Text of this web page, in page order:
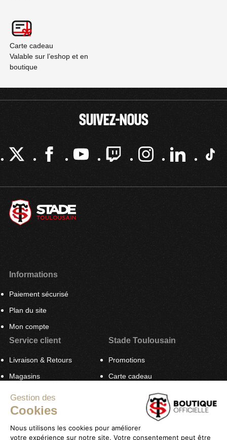
Gestion des
Cookies
Nous utilisons les cookies pour améliorer
votre expérience sur notre site. Votre consentement peut être
Carte cadeau
Valable sur l’eshop et en
boutique
SUIVEZ-NOUS
Informations
Paiement sécurisé
Plan du site
Mon compte
Service client
Livraison & Retours
Magasins
Stade Toulousain
Promotions
Carte cadeau
Tenues Officielles Nike
TÉLÉCHARGEZ L'APPLICATION DU